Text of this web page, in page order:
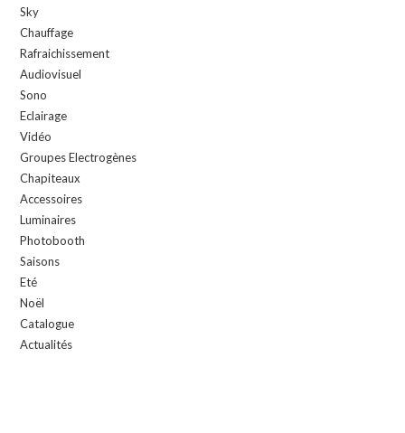
Sky
Chauffage
Rafraichissement
Audiovisuel
Sono
Eclairage
Vidéo
Groupes Electrogènes
Chapiteaux
Accessoires
Luminaires
Photobooth
Saisons
Eté
Noël
Catalogue
Actualités